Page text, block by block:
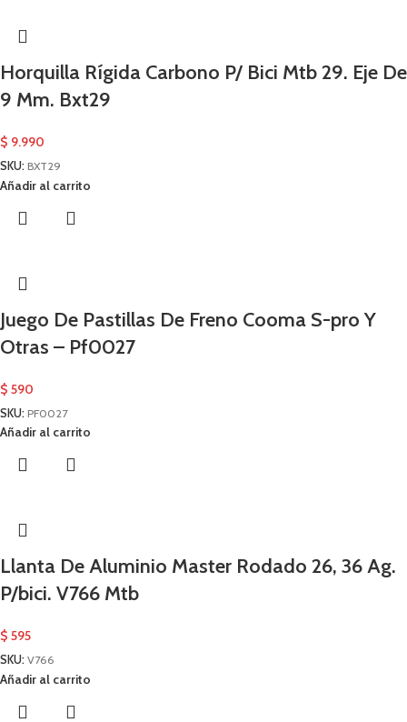
Horquilla Rígida Carbono P/ Bici Mtb 29. Eje De
9 Mm. Bxt29
$ 9.990
SKU: BXT29
Añadir al carrito
Juego De Pastillas De Freno Cooma S-pro Y
Otras – Pf0027
$ 590
SKU: PF0027
Añadir al carrito
Llanta De Aluminio Master Rodado 26, 36 Ag.
P/bici. V766 Mtb
$ 595
SKU: V766
Añadir al carrito